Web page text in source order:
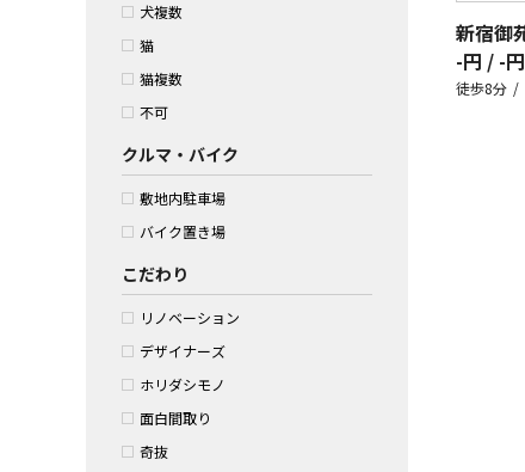
犬複数
猫
猫複数
不可
クルマ・バイク
敷地内駐車場
バイク置き場
こだわり
リノベーション
デザイナーズ
ホリダシモノ
面白間取り
奇抜
-円 / -円
徒歩8分